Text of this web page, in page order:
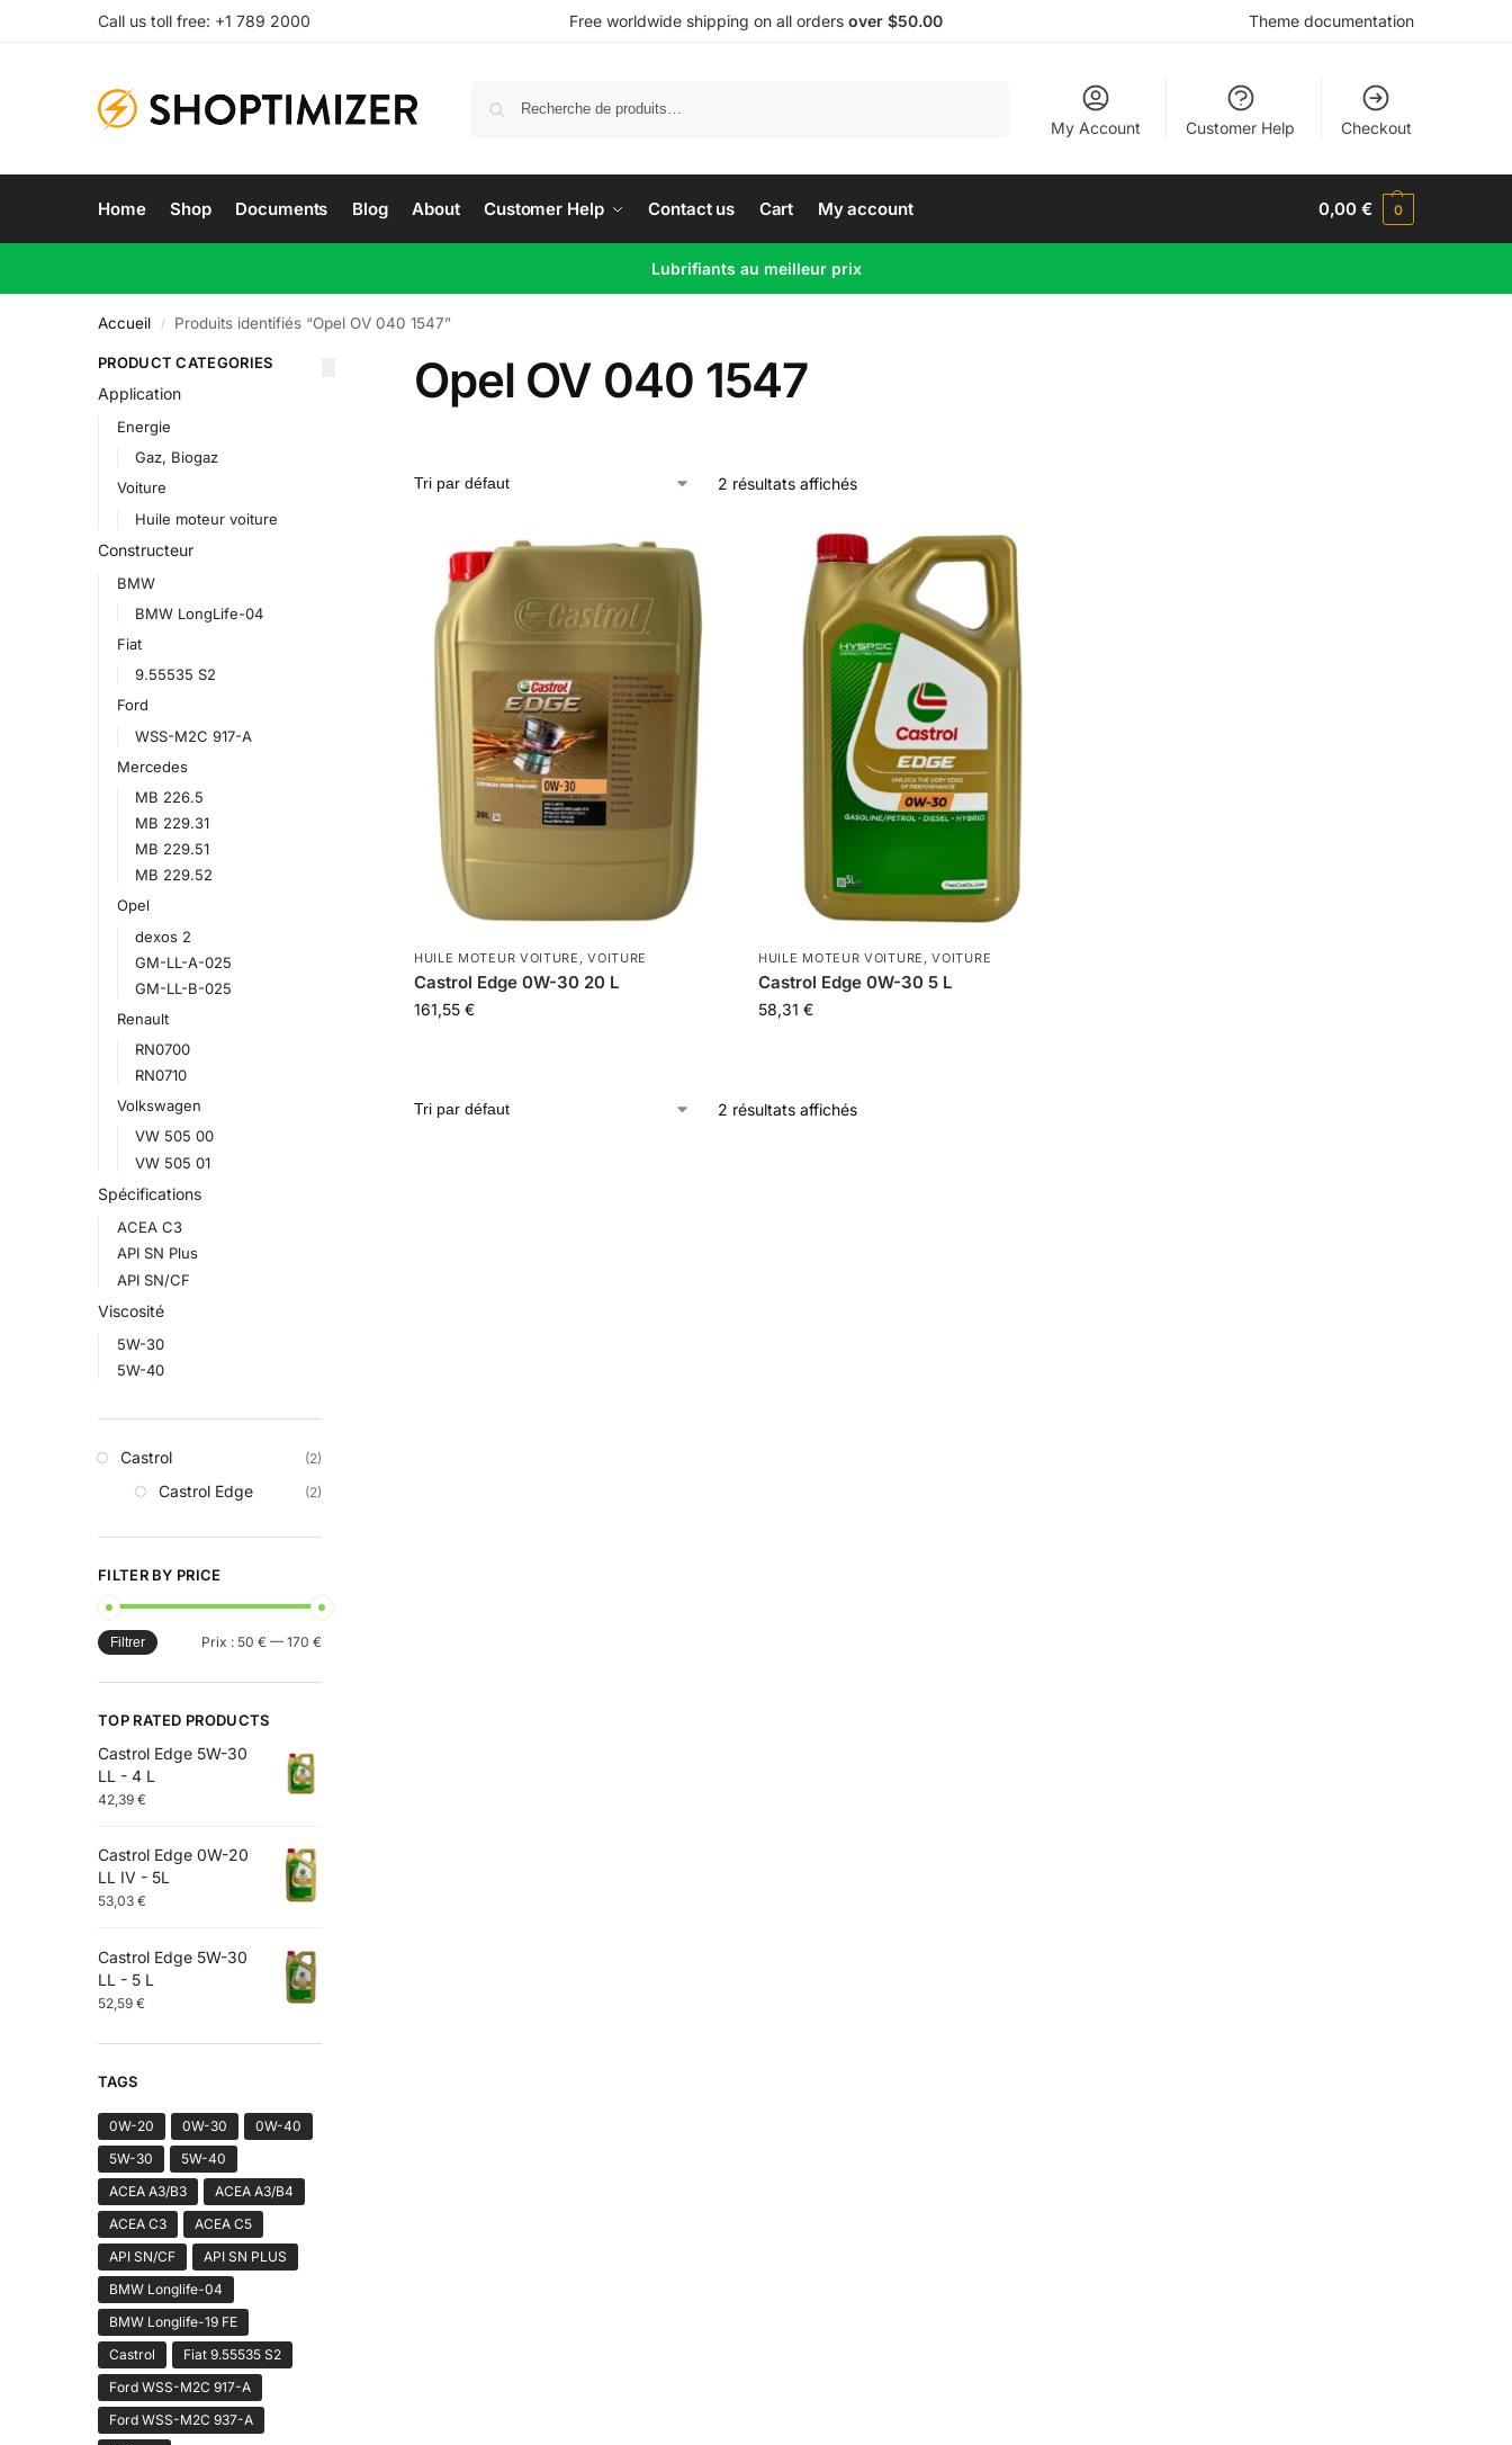
Call us toll free: +1 789 2000 Free worldwide shipping on all orders over $50.00 Theme documentation
My Account Customer Help Checkout
Home Shop Documents Blog About Customer Help Contact us Cart My account 0,00€ 0
Lubrifiants au meilleur prix
Accueil / Produits identifiés “Opel OV 040 1547”
Opel OV 040 1547
2 résultats affichés
HUILE MOTEUR VOITURE ,VOITURE
Castrol Edge 0W-30 20 L
161,55 €
HUILE MOTEUR VOITURE ,VOITURE
Castrol Edge 0W-30 5 L
58,31 €
2 résultats affichés
PRODUCT CATEGORIES
Application
Energie
Gaz, Biogaz
Voiture
Huile moteur voiture
Constructeur
BMW
BMW LongLife-04
Fiat
9.55535 S2
Ford
WSS-M2C 917-A
Mercedes
MB 226.5
MB 229.31
MB 229.51
MB 229.52
Opel
dexos 2
GM-LL-A-025
GM-LL-B-025
Renault
RN0700
RN0710
Volkswagen
VW 505 00
VW 505 01
Spécifications
ACEA C3
API SN Plus
API SN/CF
Viscosité
5W-30
5W-40
Castrol (2)
Castrol Edge (2)
FILTER BY PRICE
Filtrer Prix : 50 € — 170 €
TOP RATED PRODUCTS
Castrol Edge 5W-30
LL - 4 L
42,39 €
Castrol Edge 0W-20
LL IV - 5L
53,03 €
Castrol Edge 5W-30
LL - 5 L
52,59 €
TAGS
0W-20 0W-30
0W-40
5W-30
5W-40
ACEA A3/B3
ACEA A3/B4
ACEA C3
ACEA C5
API SN/CF
API SN PLUS
BMW Longlife-04
BMW Longlife-19 FE
Castrol
Fiat 9.55535 S2
Ford WSS-M2C 917-A
Ford WSS-M2C 937-A